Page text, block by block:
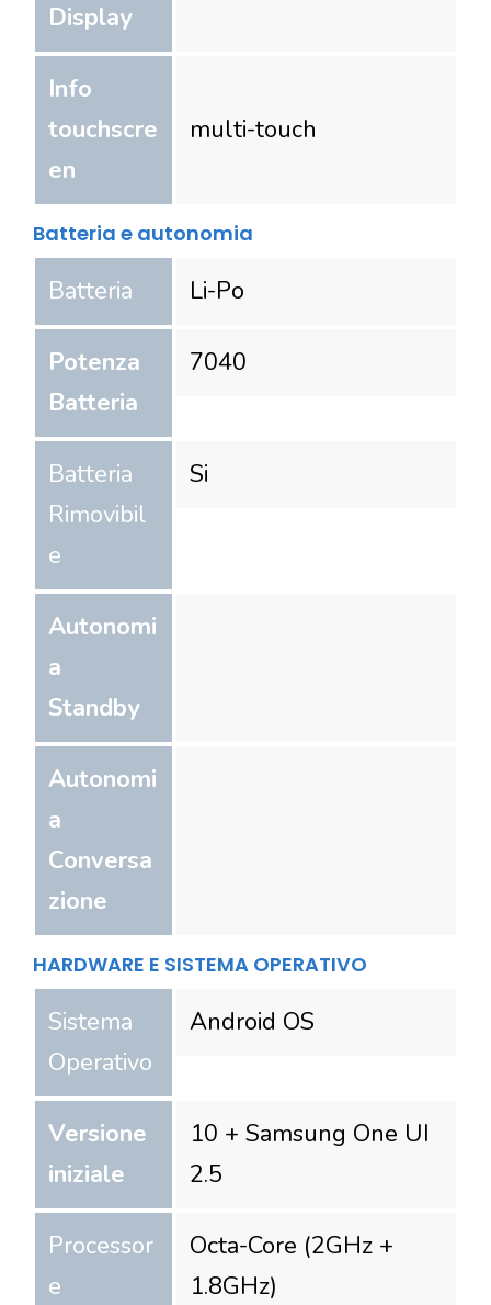
Display
Info
touchscre
en
multi-touch
Batteria e autonomia
Batteria Li-Po
Potenza
Batteria
7040
Batteria
Rimovibil
e
Si
Autonomi
a
Standby
Autonomi
a
Conversa
zione
HARDWARE E SISTEMA OPERATIVO
Sistema
Operativo
Android OS
Versione
iniziale
10 + Samsung One UI
2.5
Processor
e
Octa-Core (2GHz +
1.8GHz)